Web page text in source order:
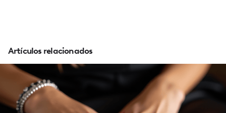
Artículos relacionados